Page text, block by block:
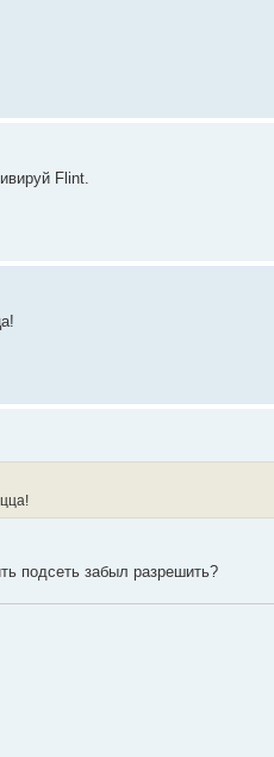
Flint.
подсеть забыл разрешить?